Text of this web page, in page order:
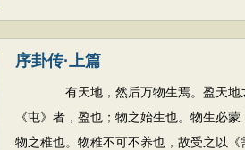
序卦传·上篇
有天地，然后万物生焉。盈天地之
《屯》者，盈也；物之始生也。物生必
物之稚也。物稚不可不养也，故受之以《